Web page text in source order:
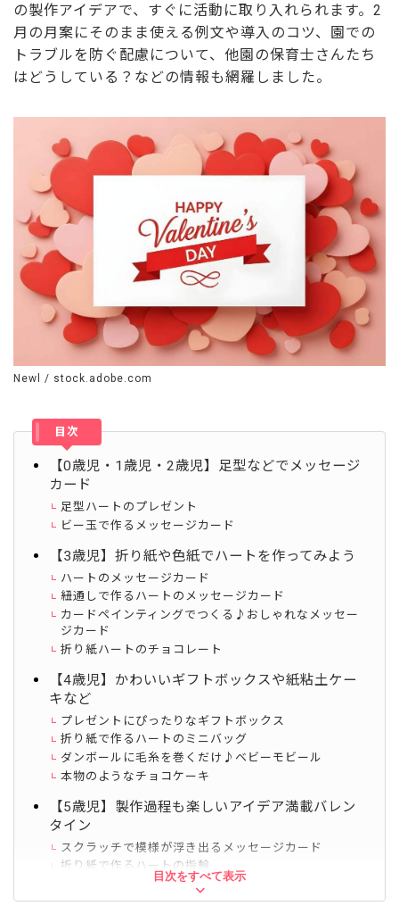
の製作アイデアで、すぐに活動に取り入れられます。2
月の月案にそのまま使える例文や導入のコツ、園での
トラブルを防ぐ配慮について、他園の保育士さんたち
はどうしている？などの情報も網羅しました。
Newl / stock.adobe.com
目次
【0歳児・1歳児・2歳児】足型などでメッセージ
カード
足型ハートのプレゼント
ビー玉で作るメッセージカード
【3歳児】折り紙や色紙でハートを作ってみよう
ハートのメッセージカード
紐通しで作るハートのメッセージカード
カードペインティングでつくる♪おしゃれなメッセー
ジカード
折り紙ハートのチョコレート
【4歳児】かわいいギフトボックスや紙粘土ケー
キなど
プレゼントにぴったりなギフトボックス
折り紙で作るハートのミニバッグ
ダンボールに毛糸を巻くだけ♪ベビーモビール
本物のようなチョコケーキ
【5歳児】製作過程も楽しいアイデア満載バレン
タイン
スクラッチで模様が浮き出るメッセージカード
折り紙で作るハートの指輪
色が浮かび上がるメッセージカード
フェルトのキャンディバッグ
目次をすべて表示